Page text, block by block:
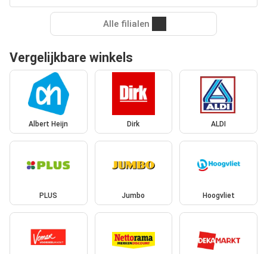
Alle filialen
Vergelijkbare winkels
Albert Heijn Dirk ALDI
PLUS Jumbo Hoogvliet